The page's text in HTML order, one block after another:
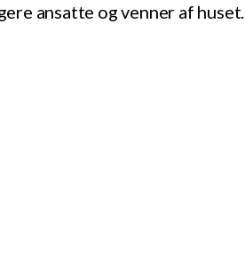
ansatte og venner af huset.